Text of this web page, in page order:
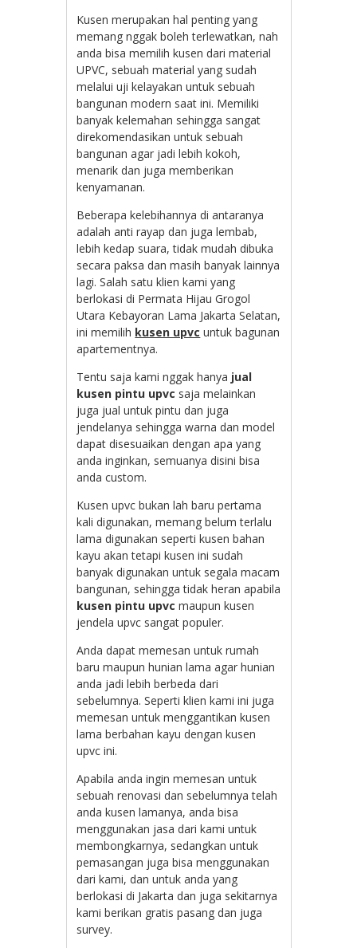
Kusen merupakan hal penting yang
memang nggak boleh terlewatkan, nah
anda bisa memilih kusen dari material
UPVC, sebuah material yang sudah
melalui uji kelayakan untuk sebuah
bangunan modern saat ini. Memiliki
banyak kelemahan sehingga sangat
direkomendasikan untuk sebuah
bangunan agar jadi lebih kokoh,
menarik dan juga memberikan
kenyamanan.
Beberapa kelebihannya di antaranya
adalah anti rayap dan juga lembab,
lebih kedap suara, tidak mudah dibuka
secara paksa dan masih banyak lainnya
lagi. Salah satu klien kami yang
berlokasi di Permata Hijau Grogol
Utara Kebayoran Lama Jakarta Selatan,
ini memilih kusen upvc untuk bagunan
apartementnya.
Tentu saja kami nggak hanya jual
kusen pintu upvc saja melainkan
juga jual untuk pintu dan juga
jendelanya sehingga warna dan model
dapat disesuaikan dengan apa yang
anda inginkan, semuanya disini bisa
anda custom.
Kusen upvc bukan lah baru pertama
kali digunakan, memang belum terlalu
lama digunakan seperti kusen bahan
kayu akan tetapi kusen ini sudah
banyak digunakan untuk segala macam
bangunan, sehingga tidak heran apabila
kusen pintu upvc maupun kusen
jendela upvc sangat populer.
Anda dapat memesan untuk rumah
baru maupun hunian lama agar hunian
anda jadi lebih berbeda dari
sebelumnya. Seperti klien kami ini juga
memesan untuk menggantikan kusen
lama berbahan kayu dengan kusen
upvc ini.
Apabila anda ingin memesan untuk
sebuah renovasi dan sebelumnya telah
anda kusen lamanya, anda bisa
menggunakan jasa dari kami untuk
membongkarnya, sedangkan untuk
pemasangan juga bisa menggunakan
dari kami, dan untuk anda yang
berlokasi di Jakarta dan juga sekitarnya
kami berikan gratis pasang dan juga
survey.